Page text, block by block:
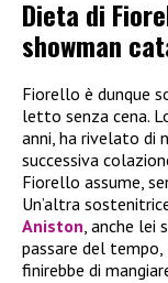
Dieta di
showman
Fiorello è dunque
letto senza cena.
anni, ha rivelato di
successiva
Fiorello assume,
Un’altra
Aniston, anche lei
passare del
finirebbe di